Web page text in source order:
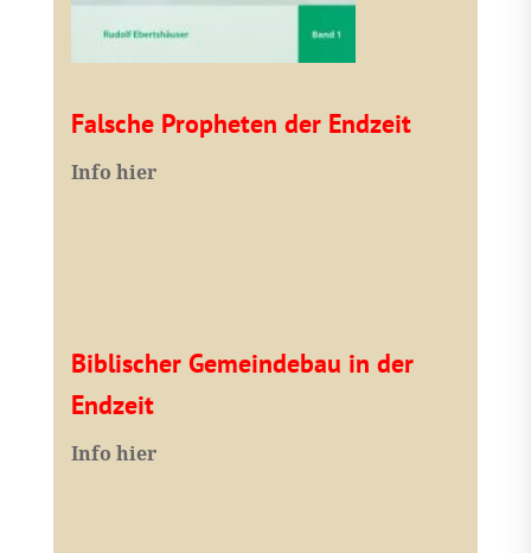
Falsche Propheten der Endzeit
Info hier
Biblischer Gemeindebau in der
Endzeit
Info hier